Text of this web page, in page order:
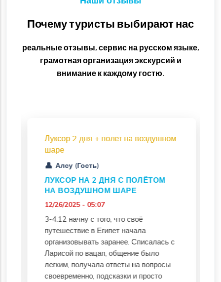
Почему туристы выбирают нас
реальные отзывы, сервис на русском языке,
грамотная организация экскурсий и
внимание к каждому гостю.
Луксор 2 дня + полет на воздушном
шаре
Алсу (Гость)
ЛУКСОР НА 2 ДНЯ С ПОЛЁТОМ
НА ВОЗДУШНОМ ШАРЕ
12/26/2025 - 05:07
3-4.12 начну с того, что своё
путешествие в Египет начала
организовывать заранее. Списалась с
Ларисой по вацап, общение было
легким, получала ответы на вопросы
своевременно, подсказки и просто